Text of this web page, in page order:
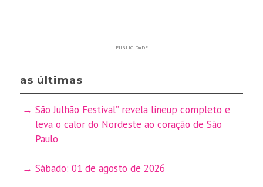
PUBLICIDADE
as últimas
São Julhão Festival” revela lineup completo e
leva o calor do Nordeste ao coração de São
Paulo
Sábado: 01 de agosto de 2026